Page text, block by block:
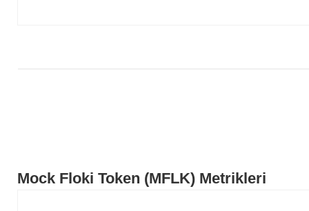
Mock Floki Token (MFLK) Metrikleri